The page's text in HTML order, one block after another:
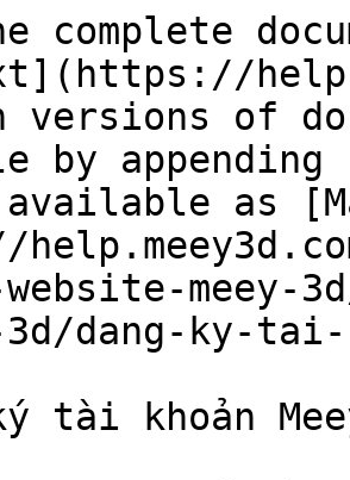
complete
versions of
by
as
meey-
3d/dang-ky-tai-
tài khoản